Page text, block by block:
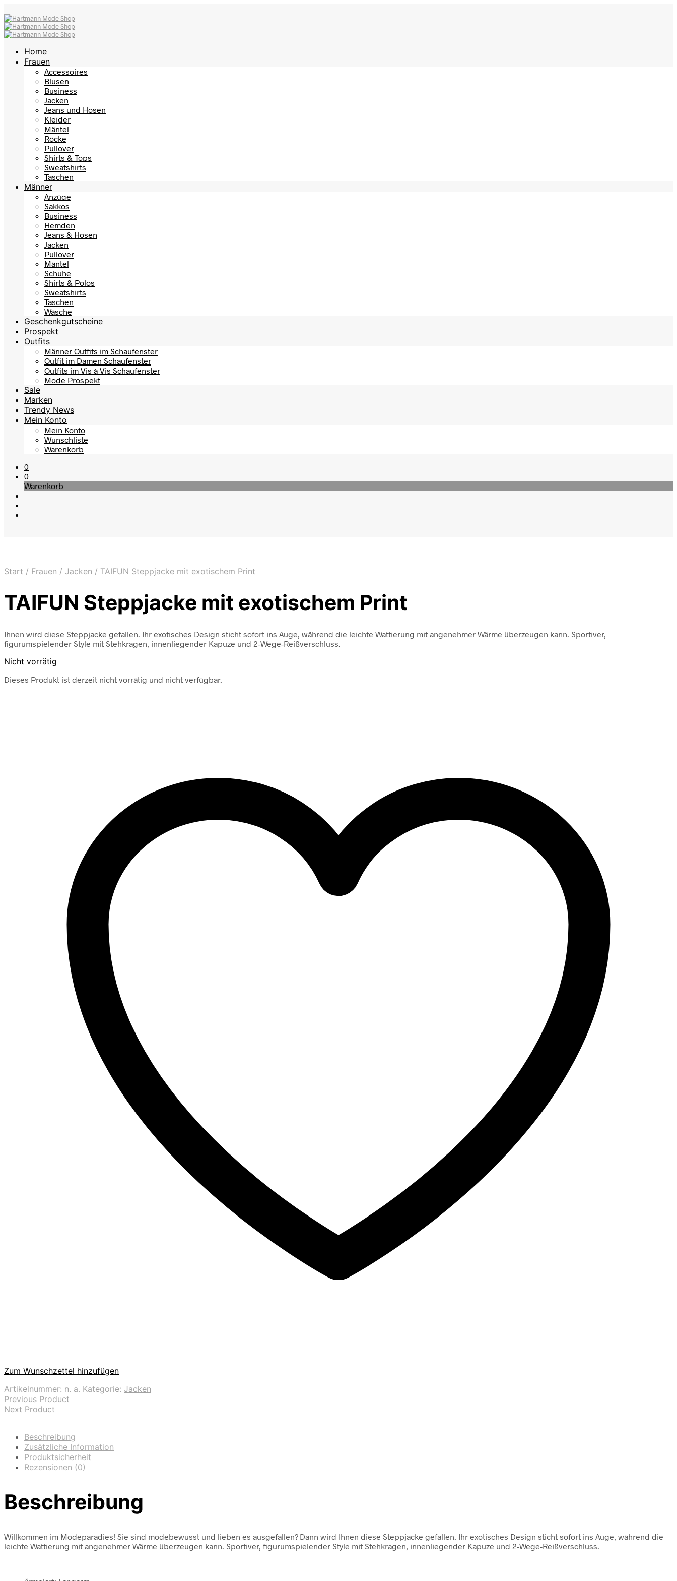
Home
Frauen
Accessoires
Blusen
Business
Jacken
Jeans und Hosen
Kleider
Mäntel
Röcke
Pullover
Shirts & Tops
Sweatshirts
Taschen
Männer
Anzüge
Sakkos
Business
Hemden
Jeans & Hosen
Jacken
Pullover
Mäntel
Schuhe
Shirts & Polos
Sweatshirts
Taschen
Wäsche
Geschenkgutscheine
Prospekt
Outfits
Männer Outfits im Schaufenster
Outfit im Damen Schaufenster
Outfits im Vis à Vis Schaufenster
Mode Prospekt
Sale
Marken
Trendy News
Mein Konto
Mein Konto
Wunschliste
Warenkorb
0
0
Warenkorb
Start / Frauen / Jacken / TAIFUN Steppjacke mit exotischem Print
TAIFUN Steppjacke mit exotischem Print
Ihnen wird diese Steppjacke gefallen. Ihr exotisches Design sticht sofort ins Auge, während die leichte Wattierung mit angenehmer Wärme überzeugen kann. Sportiver,
figurumspielender Style mit Stehkragen, innenliegender Kapuze und 2-Wege-Reißverschluss.
Nicht vorrätig
Dieses Produkt ist derzeit nicht vorrätig und nicht verfügbar.
Zum Wunschzettel hinzufügen
Artikelnummer: n. a. Kategorie: Jacken
Previous Product
Next Product
Beschreibung
Zusätzliche Information
Produktsicherheit
Rezensionen (0)
Beschreibung
Willkommen im Modeparadies! Sie sind modebewusst und lieben es ausgefallen? Dann wird Ihnen diese Steppjacke gefallen. Ihr exotisches Design sticht sofort ins Auge, während die
leichte Wattierung mit angenehmer Wärme überzeugen kann. Sportiver, figurumspielender Style mit Stehkragen, innenliegender Kapuze und 2-Wege-Reißverschluss.